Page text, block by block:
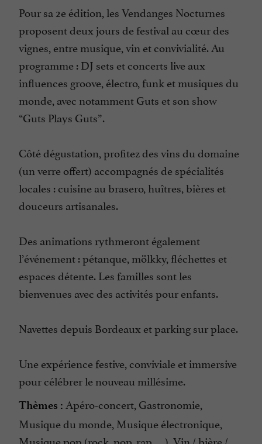
Pour sa 2e édition, les Vendanges Nocturnes
proposent deux jours de festival au cœur des
vignes, entre musique, vin et convivialité. Au
programme : DJ sets et concerts live aux
influences groove, électro, funk et musiques du
monde, avec notamment Guts et son show
“Guts Plays Guts”.
Côté dégustation, profitez des vins du domaine
(un verre offert) accompagnés de spécialités
locales : cuisine au brasero, huîtres, bières et
douceurs artisanales.
Des animations rythmeront également
l’événement : pétanque, mölkky, fléchettes et
espaces détente. Les familles sont les
bienvenues avec des activités pour enfants.
Navettes depuis Bordeaux et parking sur place.
Une expérience festive, conviviale et immersive
pour célébrer le nouveau millésime.
Thèmes : Apéro-concert, Gastronomie,
Musique du monde, Musique électronique,
Musique pop (rock, pop, rap, …), Vin / bière /